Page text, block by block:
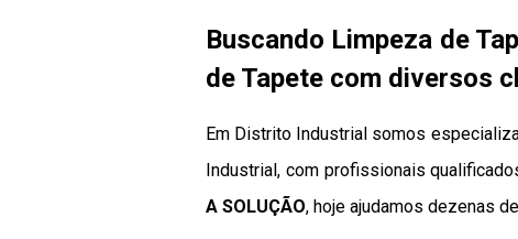
Buscando Limpeza de
de Tapete com diversos
Em Distrito Industrial somos
Industrial, com profissionais
A SOLUÇÃO, hoje ajudamos dezenas